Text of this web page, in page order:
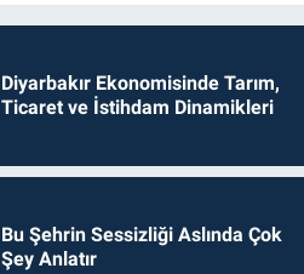
Diyarbakır Ekonomisinde Tarım,
Ticaret ve İstihdam Dinamikleri
Bu Şehrin Sessizliği Aslında Çok
Şey Anlatır